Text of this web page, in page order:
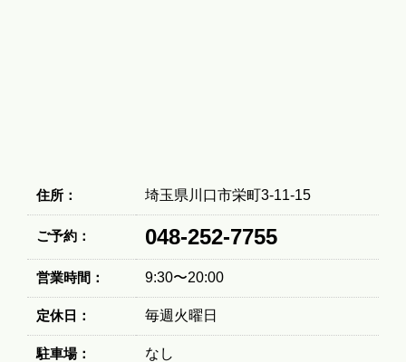
住所： 埼玉県川口市栄町3-11-15
ご予約： 048-252-7755
営業時間： 9:30〜20:00
定休日： 毎週火曜日
駐車場： なし